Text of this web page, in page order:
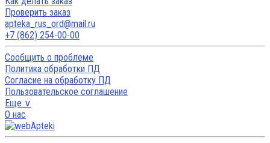
Проверить заказ
apteka_rus_ord@mail.ru
+7 (862) 254-00-00
Сообщить о проблеме
Политика обработки ПД
Согласие на обработку ПД
Пользовательское соглашение
Еще ∨
О нас